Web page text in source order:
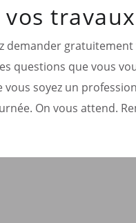
vos
demander
questions que vous
vous soyez un
On vous attend.